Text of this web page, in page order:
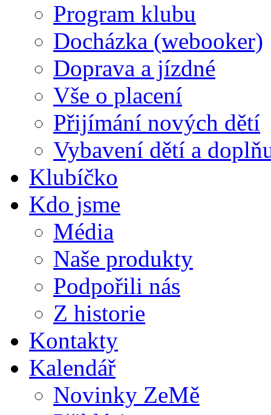
Program klubu
Docházka (webooker)
Doprava a jízdné
Vše o placení
Přijímání nových dětí
Vybavení dětí a
Klubíčko
Kdo jsme
Média
Naše produkty
Podpořili nás
Z historie
Kontakty
Kalendář
Novinky ZeMě